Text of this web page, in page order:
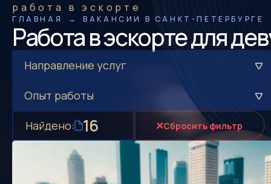
работа в эскорте
ГЛАВНАЯ ВАКАНСИИ В САНКТ-ПЕТЕРБУРГЕ
Работа в эскорте для
Направление услуг
Опыт работы
Найдено: 16 Сбросить фильтр